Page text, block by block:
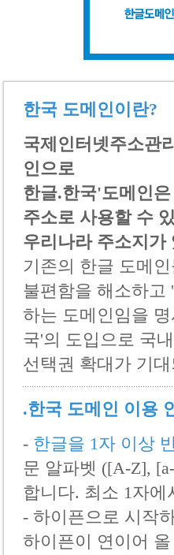
한국 도메인이란?
국제인터넷주소관
인으로
한글.한국'도메인
주소로 사용할 수
우리나라 주소지가
기존의 한글 도메
불편함을 해소하고
하는 도메인임을
국'의 도입으로 국
선택권 확대가 기
.한국 도메인 이용
- 한글을 1자 이상
문 알파벳 ([A-Z],
합니다. 최소 1자에
- 하이픈으로 시작
하이픈이 연이어